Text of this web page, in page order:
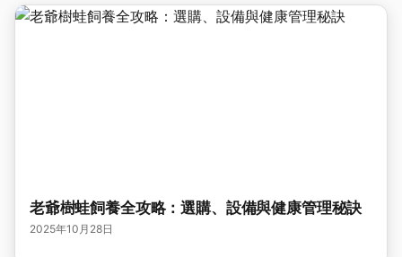
老爺樹蛙飼養全攻略：選購、設備與健康管理秘訣
2025年10月28日